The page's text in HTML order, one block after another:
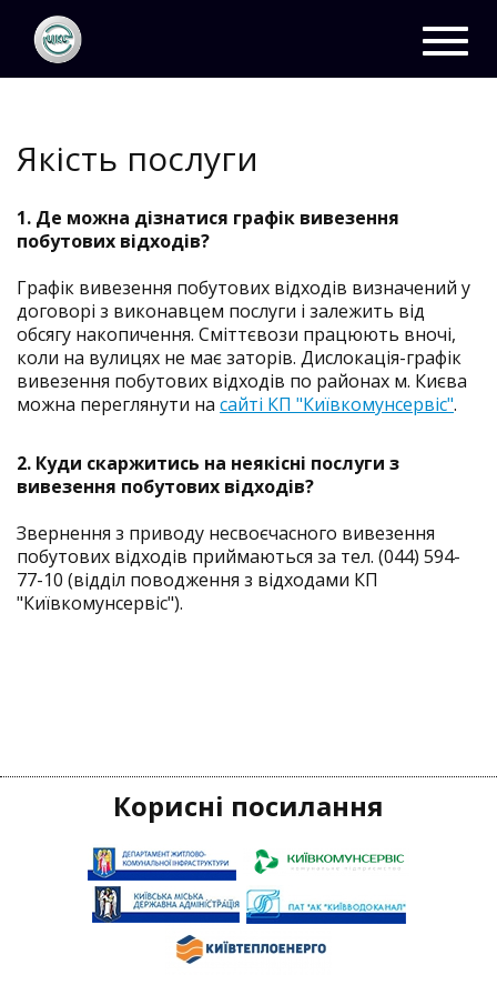
ЦКС
відходів
Якість послуги
1. Де можна дізнатися графік вивезення
побутових відходів?
Графік вивезення побутових відходів визначений у
договорі з виконавцем послуги і залежить від
обсягу накопичення. Сміттєвози працюють вночі,
коли на вулицях не має заторів. Дислокація-графік
вивезення побутових відходів по районах м. Києва
можна переглянути на сайті КП "Київкомунсервіс".
2. Куди скаржитись на неякісні послуги з
вивезення побутових відходів?
Звернення з приводу несвоєчасного вивезення
побутових відходів приймаються за тел. (044) 594-
77-10 (відділ поводження з відходами КП
"Київкомунсервіс").
Корисні посилання